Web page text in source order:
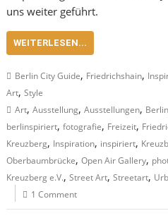
uns weiter geführt.
WEITERLESEN...
Berlin City Guide, Friedrichshain,
Art,Style
Art,Ausstellung,Ausstellungen, Berlin
berlinspiriert,fotografie, Freizeit,
Kreuzberg, Inspiration, inspiriert,
Oberbaumbrücke,Open Air Gallery,
Kreuzberg e.V.,Street Art,Streetart,
1 Comment